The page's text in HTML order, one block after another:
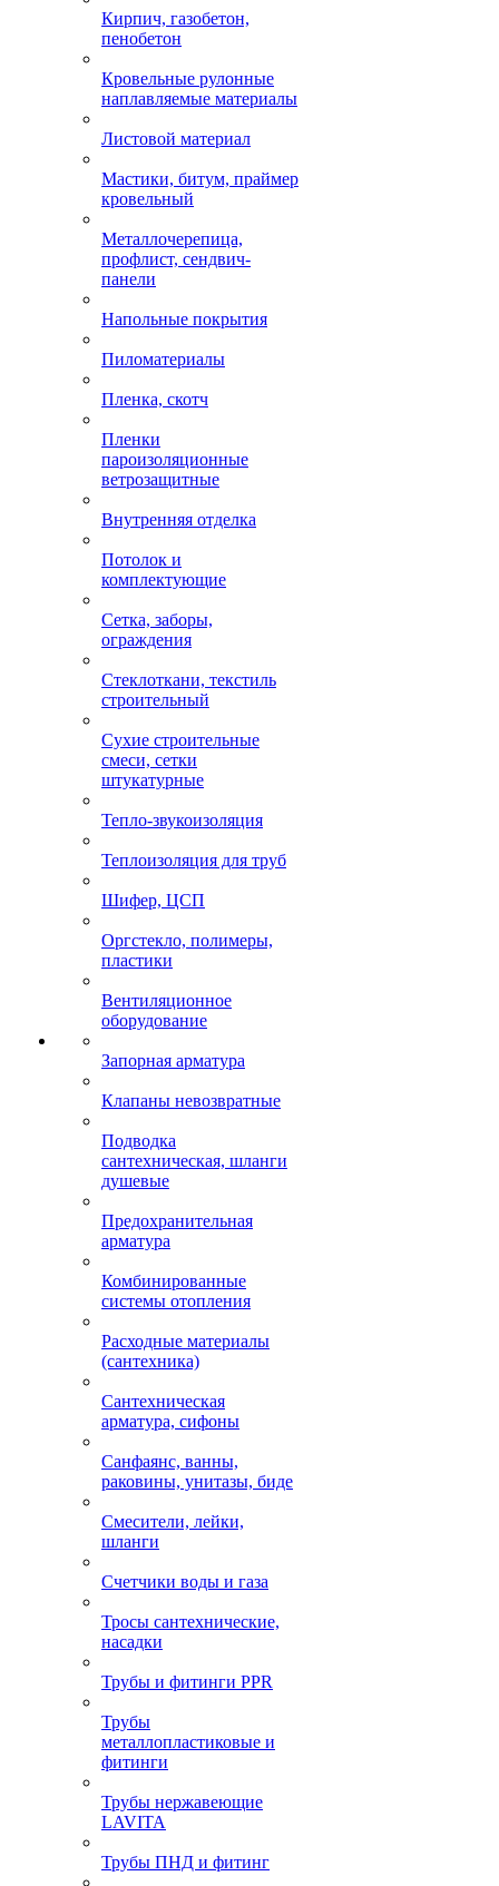
Кирпич, газобетон,
пенобетон
Кровельные рулонные
наплавляемые материалы
Листовой материал
Мастики, битум, праймер
кровельный
Металлочерепица,
профлист, сендвич-
панели
Напольные покрытия
Пиломатериалы
Пленка, скотч
Пленки
пароизоляционные
ветрозащитные
Внутренняя отделка
Потолок и
комплектующие
Сетка, заборы,
ограждения
Стеклоткани, текстиль
строительный
Сухие строительные
смеси, сетки
штукатурные
Тепло-звукоизоляция
Теплоизоляция для труб
Шифер, ЦСП
Оргстекло, полимеры,
пластики
Вентиляционное
оборудование
Запорная арматура
Клапаны невозвратные
Подводка
сантехническая, шланги
душевые
Предохранительная
арматура
Комбинированные
системы отопления
Расходные материалы
(сантехника)
Сантехническая
арматура, сифоны
Санфаянс, ванны,
раковины, унитазы, биде
Смесители, лейки,
шланги
Счетчики воды и газа
Тросы сантехнические,
насадки
Трубы и фитинги PPR
Трубы
металлопластиковые и
фитинги
Трубы нержавеющие
LAVITA
Трубы ПНД и фитинг